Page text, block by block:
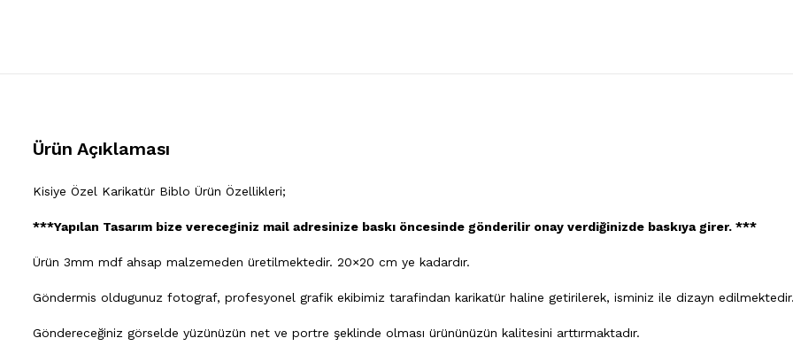
Ürün Açıklaması
Kisiye Özel Karikatür Biblo Ürün Özellikleri;
***Yapılan Tasarım bize vereceginiz mail adresinize baskı öncesinde gönderilir onay verdiğinizde baskıya girer. ***
Ürün 3mm mdf ahsap malzemeden üretilmektedir. 20×20 cm ye kadardır.
Göndermis oldugunuz fotograf, profesyonel grafik ekibimiz tarafindan karikatür haline getirilerek, isminiz ile dizayn edilmektedir.
Göndereceğiniz görselde yüzünüzün net ve portre şeklinde olması ürününüzün kalitesini arttırmaktadır.